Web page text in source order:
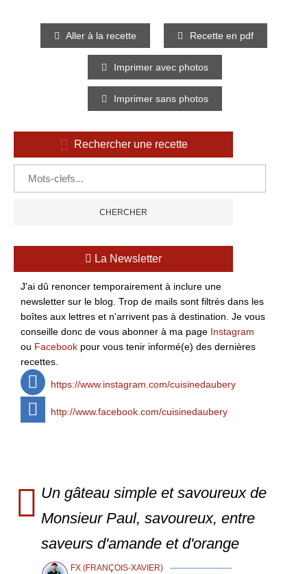
Aller à la recette Recette en pdf
Imprimer avec photos
Imprimer sans photos
Rechercher une recette
La Newsletter
J'ai dû renoncer temporairement à inclure une
newsletter sur le blog. Trop de mails sont filtrés dans les
boîtes aux lettres et n'arrivent pas à destination. Je vous
conseille donc de vous abonner à ma page Instagram
ou Facebook pour vous tenir informé(e) des dernières
recettes.
https://www.instagram.com/cuisinedaubery
http://www.facebook.com/cuisinedaubery
Un gâteau simple et savoureux de
Monsieur Paul, savoureux, entre
saveurs d'amande et d'orange
FX (FRANÇOIS-XAVIER)